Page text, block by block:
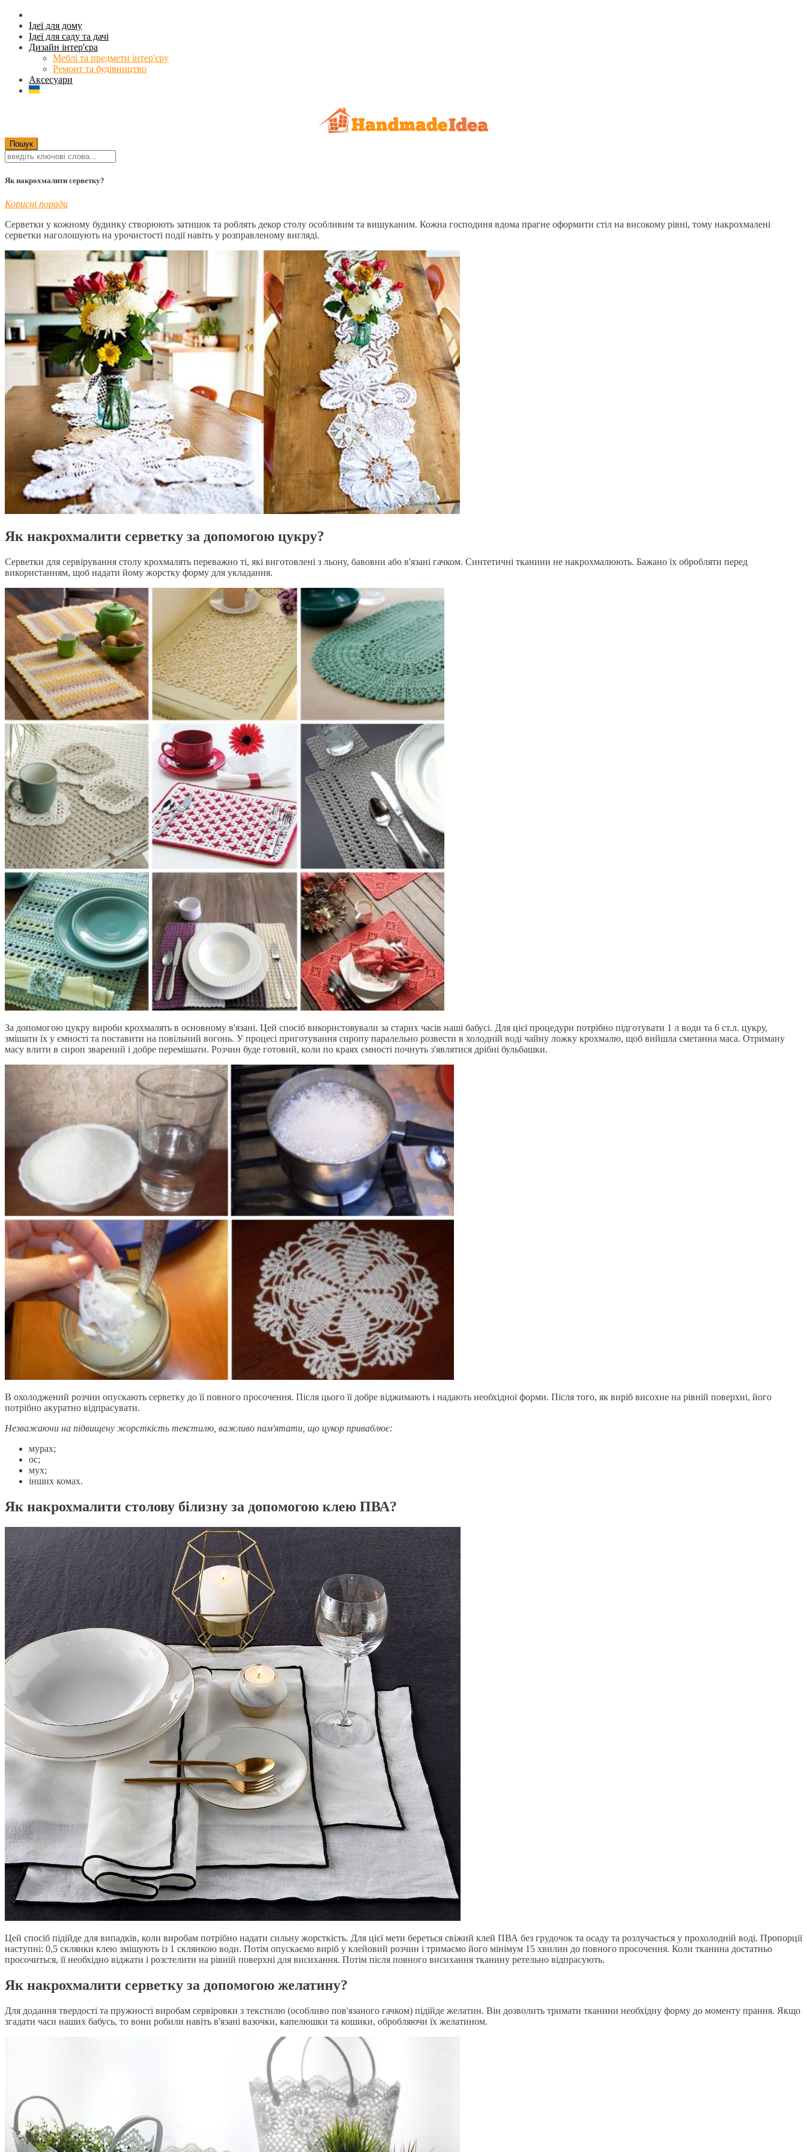
Ідеї для дому
Ідеї для саду та дачі
Дизайн інтер'єра
Меблі та предмети інтер'єру
Ремонт та будівництво
Аксесуари
Як накрохмалити серветку?
Корисні поради
Серветки у кожному будинку створюють затишок та роблять декор столу особливим та вишуканим. Кожна господиня вдома прагне оформити стіл на високому рівні, тому накрохмалені
серветки наголошують на урочистості події навіть у розправленому вигляді.
Як накрохмалити серветку за допомогою цукру?
Серветки для сервірування столу крохмалять переважно ті, які виготовлені з льону, бавовни або в'язані гачком. Синтетичні тканини не накрохмалюють. Бажано їх обробляти перед
використанням, щоб надати йому жорстку форму для укладання.
За допомогою цукру вироби крохмалять в основному в'язані. Цей спосіб використовували за старих часів наші бабусі. Для цієї процедури потрібно підготувати 1 л води та 6 ст.л. цукру,
змішати їх у ємності та поставити на повільний вогонь. У процесі приготування сиропу паралельно розвести в холодній воді чайну ложку крохмалю, щоб вийшла сметанна маса. Отриману
масу влити в сироп зварений і добре перемішати. Розчин буде готовий, коли по краях ємності почнуть з'являтися дрібні бульбашки.
В охолоджений розчин опускають серветку до її повного просочення. Після цього її добре віджимають і надають необхідної форми. Після того, як виріб висохне на рівній поверхні, його
потрібно акуратно відпрасувати.
Незважаючи на підвищену жорсткість текстилю, важливо пам'ятати, що цукор приваблює:
мурах;
ос;
мух;
інших комах.
Як накрохмалити столову білизну за допомогою клею ПВА?
Цей спосіб підійде для випадків, коли виробам потрібно надати сильну жорсткість. Для цієї мети береться свіжий клей ПВА без грудочок та осаду та розлучається у прохолодній воді. Пропорції
наступні: 0,5 склянки клею змішують із 1 склянкою води. Потім опускаємо виріб у клейовий розчин і тримаємо його мінімум 15 хвилин до повного просочення. Коли тканина достатньо
просочиться, її необхідно віджати і розстелити на рівній поверхні для висихання. Потім після повного висихання тканину ретельно відпрасують.
Як накрохмалити серветку за допомогою желатину?
Для додання твердості та пружності виробам сервіровки з текстилю (особливо пов'язаного гачком) підійде желатин. Він дозволить тримати тканини необхідну форму до моменту прання. Якщо
згадати часи наших бабусь, то вони робили навіть в'язані вазочки, капелюшки та кошики, обробляючи їх желатином.